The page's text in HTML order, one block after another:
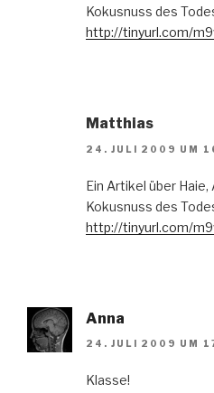
Kokusnuss des
http://tinyurl.com/
Matthias
24. JULI 2009 UM
Ein Artikel über
Kokusnuss des
http://tinyurl.com/
Anna
24. JULI 2009 UM
Klasse!